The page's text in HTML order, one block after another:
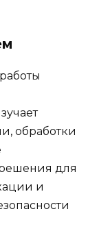
обработки
для
и